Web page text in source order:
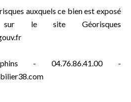
auxquels ce bien est exposé
sur le site Géorisques
- 04.76.86.41.00 -